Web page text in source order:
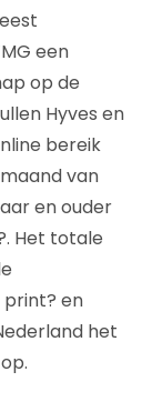
een
op de
Hyves en
bereik
van
en ouder
Het totale
print? en
het